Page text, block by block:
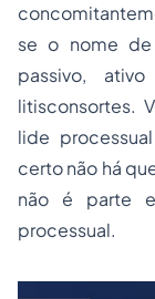
se o nome de
passivo,
litisconsortes.
lide
certo não há
não é parte
processual.